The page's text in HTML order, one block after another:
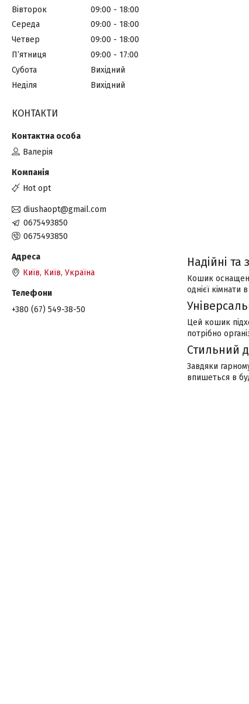
Надійні та
Кошик
однієї кімнати
Цей кошик
потрібно
Стильний
Завдяки
впишеться в
Вівторок
09:00
18:00
Середа
09:00
18:00
Четвер
09:00
18:00
Пʼятниця
09:00
17:00
Субота
Вихідний
Неділя
Вихідний
КОНТАКТИ
Валерія
Hot opt
diushaopt@gmail.com
0675493850
0675493850
Київ, Київ, Україна
+380 (67) 549-38-50